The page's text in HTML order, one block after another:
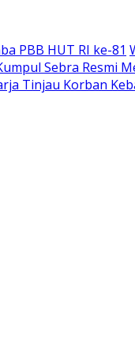
PBB HUT RI ke-81
Sebra Resmi
Tinjau Korban